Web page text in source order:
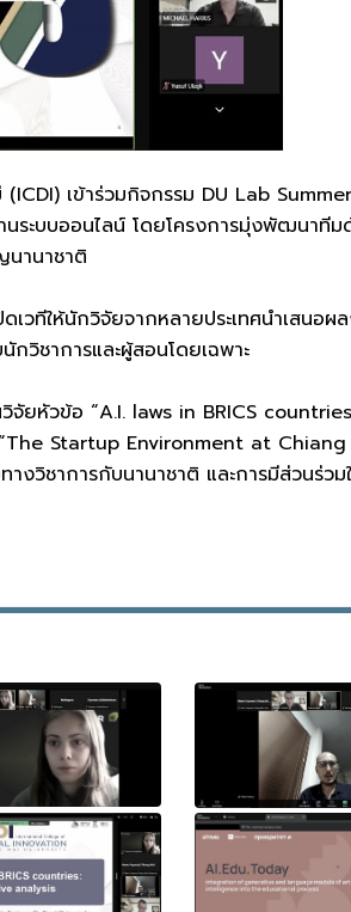
เข้าร่วมกิจกรรม DU Lab
ระบบออนไลน์ โดยโครงการมุ่งพัฒนาทีม
นานาชาติ
ทีให้นักวิจัยจากหลายประเทศนำเสนอผ
วิชาการและผู้สอนโดยเฉพาะ
จัยหัวข้อ “A.I. laws in BRICS
Startup Environment at Chiang
วิชาการกับนานาชาติ และการมีส่วนร่วม